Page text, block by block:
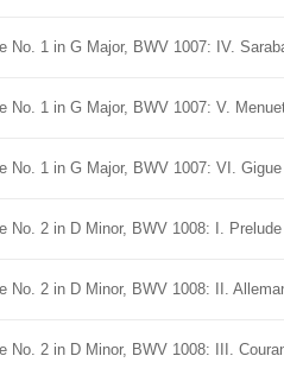
No. 1 in G Major, BWV 1007: IV.
No. 1 in G Major, BWV 1007: V.
No. 1 in G Major, BWV 1007: VI.
No. 2 in D Minor, BWV 1008: I.
No. 2 in D Minor, BWV 1008: II.
No. 2 in D Minor, BWV 1008: III.